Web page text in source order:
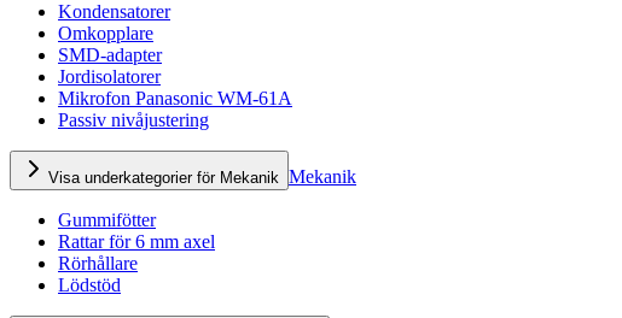
Kondensatorer
Omkopplare
SMD-adapter
Jordisolatorer
Mikrofon Panasonic WM-61A
Passiv nivåjustering
Visa underkategorier för Mekanik Mekanik
Gummifötter
Rattar för 6 mm axel
Rörhållare
Lödstöd